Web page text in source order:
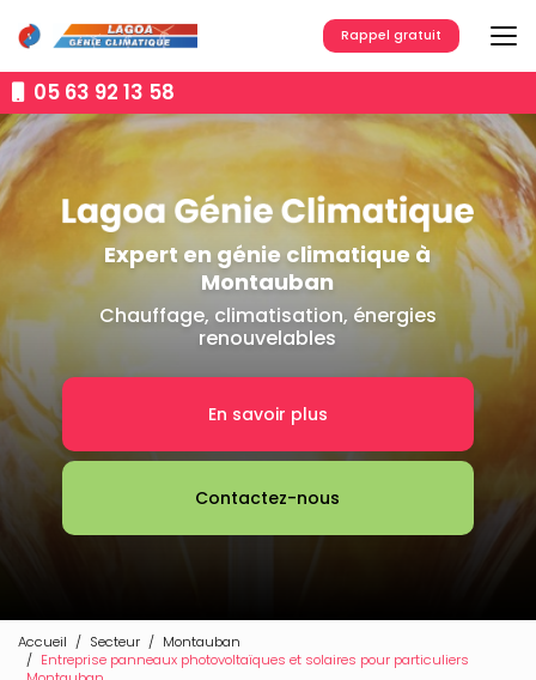
au
contenu
principal05 63 92 13 58
Rappel gratuit
Expert en génie climatique à
Montauban
Chauffage, climatisation, énergies
renouvelables
En savoir plus
Contactez-nous
Accueil Secteur
Montauban
Entreprise panneaux photovoltaïques et solaires pour particuliers